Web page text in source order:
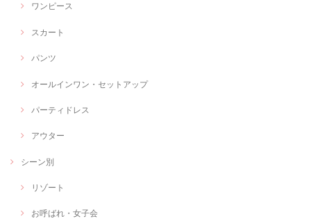
ワンピース
スカート
パンツ
オールインワン・セットアップ
パーティドレス
アウター
シーン別
リゾート
お呼ばれ・女子会